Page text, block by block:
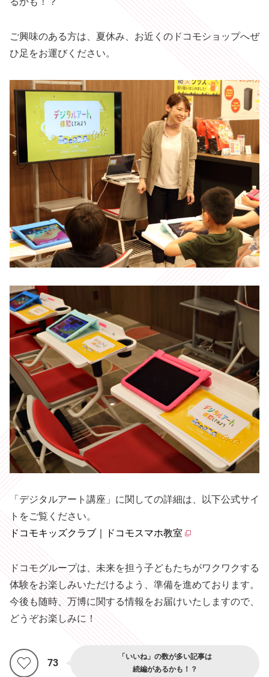
ご興味のある方は、夏休み、お近くのドコモショップへぜ
ひ足をお運びください。
「デジタルアート講座」に関しての詳細は、以下公式サイ
トをご覧ください。
ドコモキッズクラブ｜ドコモスマホ教室
ドコモグループは、未来を担う子どもたちがワクワクする
体験をお楽しみいただけるよう、準備を進めております。
今後も随時、万博に関する情報をお届けいたしますので、
どうぞお楽しみに！
73
「いいね」の数が多い記事は
続編があるかも！？